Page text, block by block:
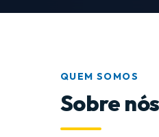
QUEM SOMOS
Sobre nós